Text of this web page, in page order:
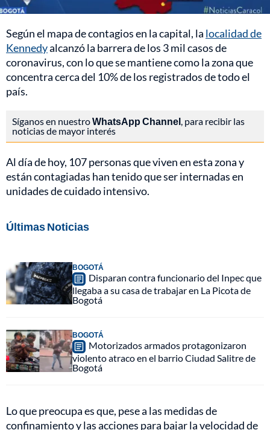
Según el mapa de contagios en la capital, la localidad de
Kennedyalcanzó la barrera de los 3 mil casos de
coronavirus, con lo que se mantiene como la zona que
concentra cerca del 10% de los registrados de todo el
país.
Síganos en nuestroWhatsApp Channel , para recibir las
noticias de mayor interés
Al día de hoy, 107 personas que viven en esta zona y
están contagiadas han tenido que ser internadas en
unidades de cuidado intensivo.
Últimas Noticias
BOGOTÁ
Disparan contra funcionario del Inpec que
llegaba a su casa de trabajar en La Picota de
Bogotá
BOGOTÁ
Motorizados armados protagonizaron
violento atraco en el barrio Ciudad Salitre de
Bogotá
Lo que preocupa es que, pese a las medidas de
confinamiento y las acciones para bajar la velocidad de